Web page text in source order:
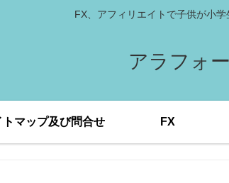
FX、アフィリエイトで子供が小
アラフォ
トマップ及び問合せ FX